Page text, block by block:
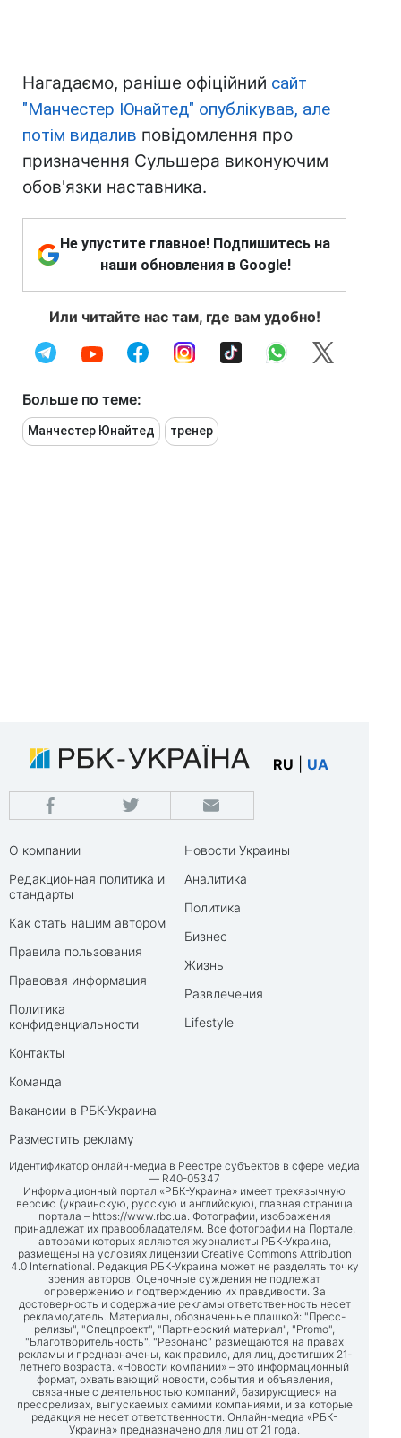
Нагадаємо, раніше офіційний сайт
"Манчестер Юнайтед" опублікував, але
потім видалив повідомлення про
призначення Сульшера виконуючим
обов'язки наставника.
Не упустите главное! Подпишитесь на
наши обновления в Google!
Или читайте нас там, где вам удобно!
Больше по теме:
Манчестер Юнайтед тренер
RU UA
О компании
Редакционная политика и
стандарты
Как стать нашим автором
Правила пользования
Правовая информация
Политика
конфиденциальности
Контакты
Команда
Вакансии в РБК-Украина
Разместить рекламу
Новости Украины
Аналитика
Политика
Бизнес
Жизнь
Развлечения
Lifestyle
Идентификатор онлайн-медиа в Реестре субъектов в сфере медиа
— R40-05347
Информационный портал «РБК-Украина» имеет трехязычную
версию (украинскую, русскую и английскую), главная страница
портала – https://www.rbc.ua. Фотографии, изображения
принадлежат их правообладателям. Все фотографии на Портале,
авторами которых являются журналисты РБК-Украина,
размещены на условиях лицензии Creative Commons Attribution
4.0 International. Редакция РБК-Украина может не разделять точку
зрения авторов. Оценочные суждения не подлежат
опровержению и подтверждению их правдивости. За
достоверность и содержание рекламы ответственность несет
рекламодатель. Материалы, обозначенные плашкой: "Пресс-
релизы", "Спецпроект", "Партнерский материал", "Promo",
"Благотворительность", "Резонанс" размещаются на правах
рекламы и предназначены, как правило, для лиц, достигших 21-
летнего возраста. «Новости компании» – это информационный
формат, охватывающий новости, события и объявления,
связанные с деятельностью компаний, базирующиеся на
прессрелизах, выпускаемых самими компаниями, и за которые
редакция не несет ответственности. Онлайн-медиа «РБК-
Украина» предназначено для лиц от 21 года.